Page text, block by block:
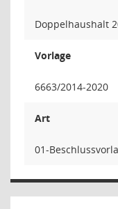
Doppelhaushalt
Vorlage
6663/2014-2020
Art
01-